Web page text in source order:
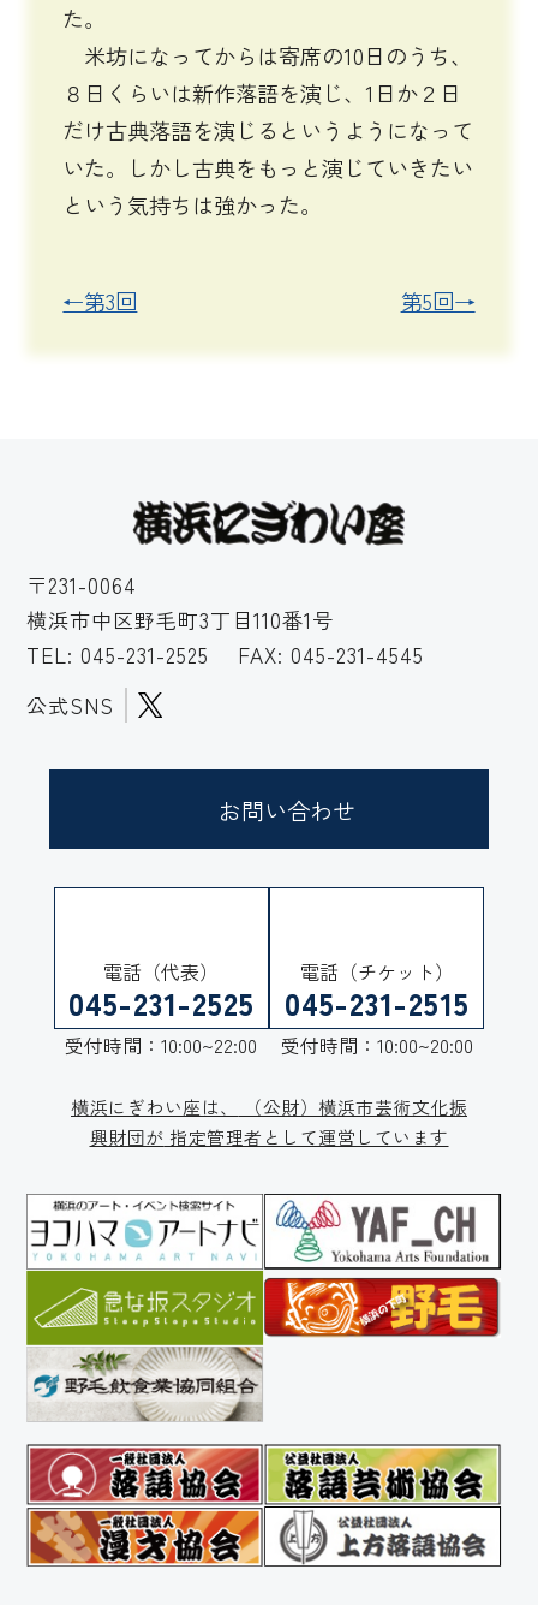
た。
米坊になってからは寄席の10日のうち、
８日くらいは新作落語を演じ、1日か２日
だけ古典落語を演じるというようになって
いた。しかし古典をもっと演じていきたい
という気持ちは強かった。
←第3回 第5回→
〒231-0064
横浜市中区野毛町3丁目110番1号
TEL: 045-231-2525
FAX: 045-231-4545
公式SNS
お問い合わせ
電話（代表）
045-231-2525
受付時間：10:00~22:00
電話（チケット）
045-231-2515
受付時間：10:00~20:00
横浜にぎわい座は、
（公財）横浜市芸術文化振
興財団が 指定管理者として運営しています